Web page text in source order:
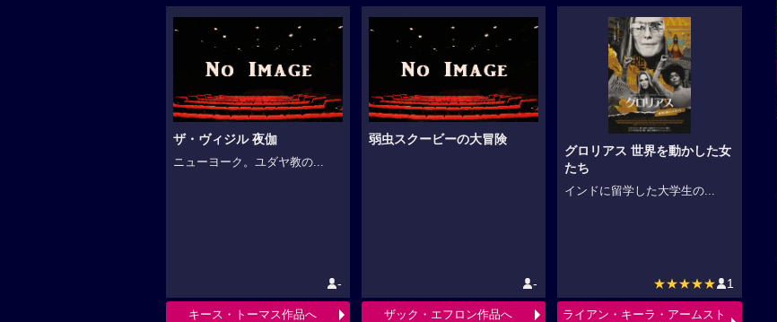
ザ・ヴィジル 夜伽
ニューヨーク。ユダヤ教の...
-
キース・トーマス作品へ
弱虫スクービーの大冒険
-
ザック・エフロン作品へ
グロリアス 世界を動かした女
たち
インドに留学した大学生の...
★★★★★ 1
ライアン・キーラ・アームスト